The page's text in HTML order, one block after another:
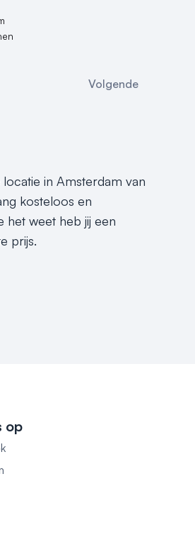
Volgende
in Amsterdam van
kosteloos en
het weet heb jij een
prijs.
op